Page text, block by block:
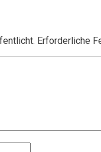
Erforderliche